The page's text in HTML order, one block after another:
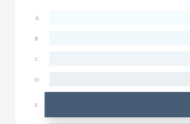
A
B
C
D
E